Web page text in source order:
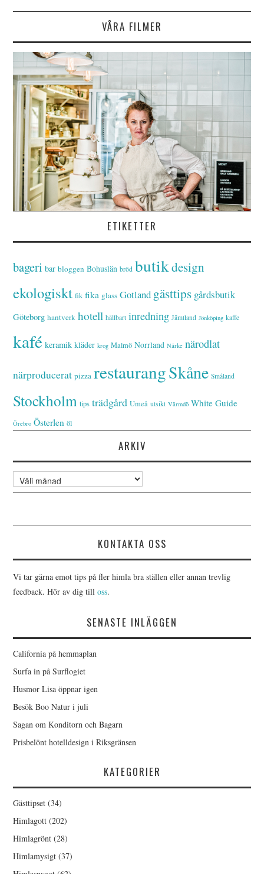
VÅRA FILMER
ETIKETTER
bageri bar bloggen Bohuslän bröd butikdesign
ekologiskt fik fika glass Gotland gästtips gårdsbutik
Göteborg hantverk hotell hållbart inredning Jämtland Jönköping kaffe
kafé keramik kläder krog Malmö Norrland Närke närodlat
närproducerat pizza restaurangSkåne Småland
Stockholm tips trädgård Umeå utsikt Värmdö White Guide
Örebro Österlen öl
ARKIV
Arkiv
KONTAKTA OSS
Vi tar gärna emot tips på fler himla bra ställen eller annan trevlig
feedback. Hör av dig tilloss.
SENASTE INLÄGGEN
California på hemmaplan
Surfa in på Surflogiet
Husmor Lisa öppnar igen
Besök Boo Natur i juli
Sagan om Konditorn och Bagarn
Prisbelönt hotelldesign i Riksgränsen
KATEGORIER
Gästtipset (34)
Himlagott (202)
Himlagrönt (28)
Himlamysigt (37)